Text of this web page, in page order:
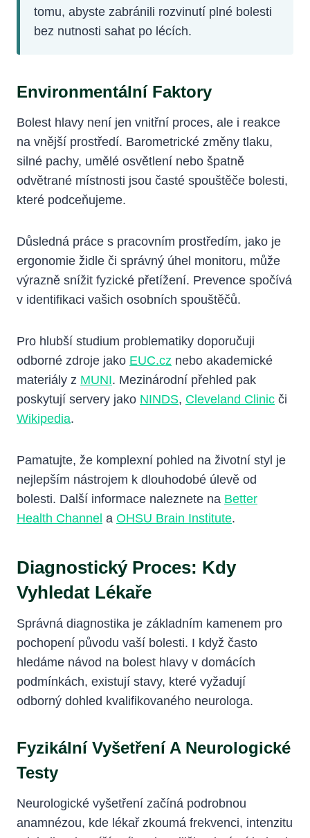
tomu, abyste zabránili rozvinutí plné bolesti
bez nutnosti sahat po lécích.
Environmentální Faktory
Bolest hlavy není jen vnitřní proces, ale i reakce
na vnější prostředí. Barometrické změny tlaku,
silné pachy, umělé osvětlení nebo špatně
odvětrané místnosti jsou časté spouštěče bolesti,
které podceňujeme.
Důsledná práce s pracovním prostředím, jako je
ergonomie židle či správný úhel monitoru, může
výrazně snížit fyzické přetížení. Prevence spočívá
v identifikaci vašich osobních spouštěčů.
Pro hlubší studium problematiky doporučuji
odborné zdroje jako EUC.cz nebo akademické
materiály z MUNI. Mezinárodní přehled pak
poskytují servery jako NINDS, Cleveland Clinic či
Wikipedia.
Pamatujte, že komplexní pohled na životní styl je
nejlepším nástrojem k dlouhodobé úlevě od
bolesti. Další informace naleznete na Better
Health Channel a OHSU Brain Institute.
Diagnostický Proces: Kdy
Vyhledat Lékaře
Správná diagnostika je základním kamenem pro
pochopení původu vaší bolesti. I když často
hledáme návod na bolest hlavy v domácích
podmínkách, existují stavy, které vyžadují
odborný dohled kvalifikovaného neurologa.
Fyzikální Vyšetření A Neurologické
Testy
Neurologické vyšetření začíná podrobnou
anamnézou, kde lékař zkoumá frekvenci, intenzitu